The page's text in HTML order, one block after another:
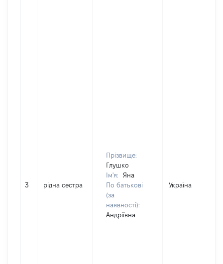
3 рідна сестра
Прізвище:
Глушко
Ім'я:
Яна
По батькові
(за
наявності):
Андріївна
Україна